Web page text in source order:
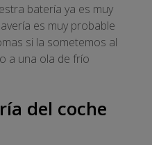
batería ya es muy
es muy probable
si la sometemos al
a una ola de frío
del coche